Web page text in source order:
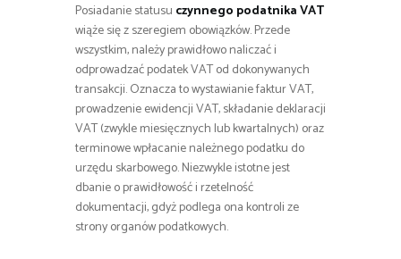
Posiadanie statusu czynnego podatnika VAT
wiąże się z szeregiem obowiązków. Przede
wszystkim, należy prawidłowo naliczać i
odprowadzać podatek VAT od dokonywanych
transakcji. Oznacza to wystawianie faktur VAT,
prowadzenie ewidencji VAT, składanie deklaracji
VAT (zwykle miesięcznych lub kwartalnych) oraz
terminowe wpłacanie należnego podatku do
urzędu skarbowego. Niezwykle istotne jest
dbanie o prawidłowość i rzetelność
dokumentacji, gdyż podlega ona kontroli ze
strony organów podatkowych.